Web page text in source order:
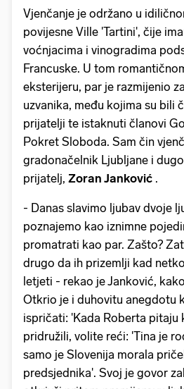
Vjenčanje je održano u
povijesne Ville 'Tartini', čije
voćnjacima i vinogradima
Francuske. U tom
eksterijeru, par je razmijenio
uzvanika, među kojima su bili
prijatelji te istaknuti članovi
Pokret Sloboda. Sam čin
gradonačelnik Ljubljane i
prijatelj, Zoran Janković .
- Danas slavimo ljubav dvoje
poznajemo kao iznimne
promatrati kao par. Zašto?
drugo da ih prizemlji kad
letjeti - rekao je Janković,
Otkrio je i duhovitu anegdotu
ispričati: 'Kada Roberta pitaju
pridružili, volite reći: 'Tina je
samo je Slovenija morala
predsjednika'. Svoj je govor